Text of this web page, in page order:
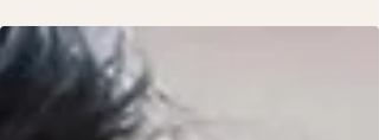
dietro ogni opera, dietro ogni collage,
illustrazione o tratto di matita, esiste una
realtà molto meno romantica. Chi crea arte
oggi vive una doppia vita. Da una parte c’è
l’urgenza espressiva: quella che porta un